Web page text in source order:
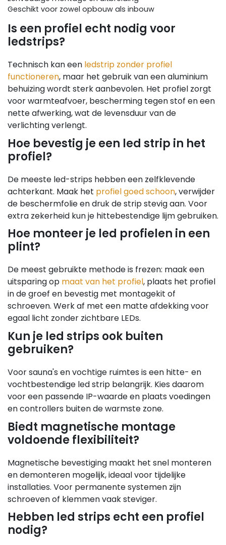
Geschikt voor zowel opbouw als inbouw
Is een profiel echt nodig voor
ledstrips?
Technisch kan een ledstrip zonder profiel
functioneren, maar het gebruik van een aluminium
behuizing wordt sterk aanbevolen. Het profiel zorgt
voor warmteafvoer, bescherming tegen stof en een
nette afwerking, wat de levensduur van de
verlichting verlengt.
Hoe bevestig je een led strip in het
profiel?
De meeste led-strips hebben een zelfklevende
achterkant. Maak het profiel goed schoon, verwijder
de beschermfolie en druk de strip stevig aan. Voor
extra zekerheid kun je hittebestendige lijm gebruiken.
Hoe monteer je led profielen in een
plint?
De meest gebruikte methode is frezen: maak een
uitsparing op maat van het profiel, plaats het profiel
in de groef en bevestig met montagekit of
schroeven. Werk af met een matte afdekking voor
egaal licht zonder zichtbare LEDs.
Kun je led strips ook buiten
gebruiken?
Voor sauna's en vochtige ruimtes is een hitte- en
vochtbestendige led strip belangrijk. Kies daarom
voor een passende IP-waarde en plaats voedingen
en controllers buiten de warmste zone.
Biedt magnetische montage
voldoende flexibiliteit?
Magnetische bevestiging maakt het snel monteren
en demonteren mogelijk, ideaal voor tijdelijke
installaties. Voor permanente systemen zijn
schroeven of klemmen vaak steviger.
Hebben led strips echt een profiel
nodig?